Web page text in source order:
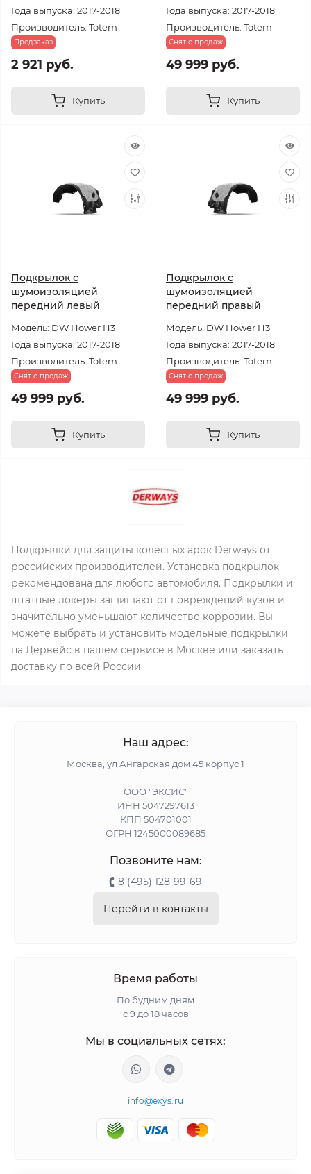
Года выпуска: 2017-2018
Производитель: Totem
Предзаказ
2 921 руб.
Купить
Года выпуска: 2017-2018
Производитель: Totem
Снят с продаж
49 999 руб.
Купить
Подкрылок с
шумоизоляцией
передний левый
Модель: DW Hower H3
Года выпуска: 2017-2018
Производитель: Totem
Снят с продаж
49 999 руб.
Купить
Подкрылок с
шумоизоляцией
передний правый
Модель: DW Hower H3
Года выпуска: 2017-2018
Производитель: Totem
Снят с продаж
49 999 руб.
Купить
Подкрылки для защиты колёсных арок Derways от
российских производителей. Установка подкрылок
рекомендована для любого автомобиля. Подкрылки и
штатные локеры защищают от повреждений кузов и
значительно уменьшают количество коррозии. Вы
можете выбрать и установить модельные подкрылки
на Дервейс в нашем сервисе в Москве или заказать
доставку по всей России.
Наш адрес:
Москва, ул Ангарская дом 45 корпус 1
ООО "ЭКСИС"
ИНН 5047297613
КПП 504701001
ОГРН 1245000089685
Позвоните нам:
8 (495) 128-99-69
Перейти в контакты
Время работы
По будним дням
с 9 до 18 часов
Мы в социальных сетях:
info@exys.ru